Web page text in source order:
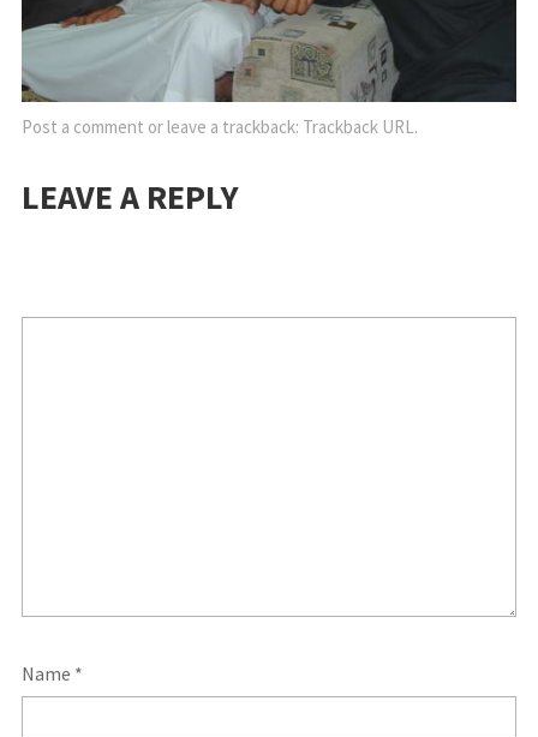
Post a comment or leave a trackback: Trackback URL .
LEAVE A REPLY
Name *